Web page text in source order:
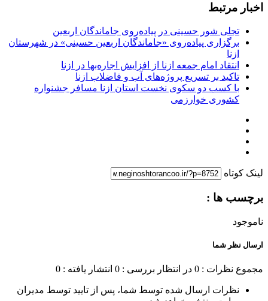
اخبار مرتبط
تجلی شور حسینی در پیاده‌روی جاماندگان اربعین
برگزاری پیاده‌روی «جاماندگان اربعین حسینی» در شهرستان
ازنا
انتقاد امام جمعه ازنا از افزایش اجاره‌بها در ازنا
تاکید بر تسریع پروژه‌های آب و فاضلاب ازنا
با کسب دو سکوی نخست استان ازنا مسافر جشنواره
کشوری خوارزمی
لینک کوتاه
برچسب ها :
ناموجود
ارسال نظر شما
مجموع نظرات : 0 در انتظار بررسی : 0 انتشار یافته : 0
نظرات ارسال شده توسط شما، پس از تایید توسط مدیران